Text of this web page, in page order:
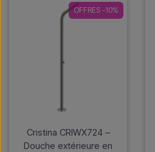
OFFRES -10%
Cristina CRIWX724 –
Douche extérieure en